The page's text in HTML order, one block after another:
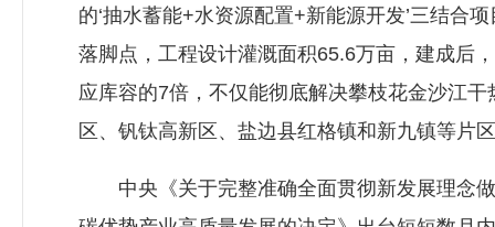
的‘抽水蓄能+水资源配置+新能源开发’三结合
落脚点，工程设计灌溉面积65.6万亩，建成后
应库容的7倍，不仅能彻底解决攀枝花金沙江
区、钒钛高新区、盐边县红格镇和新九镇等片
中央《关于完整准确全面贯彻新发展理念做